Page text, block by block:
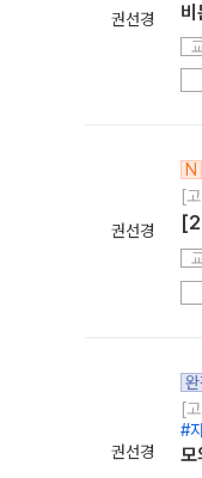
권선경
권선경
N
[
권선경
[
#